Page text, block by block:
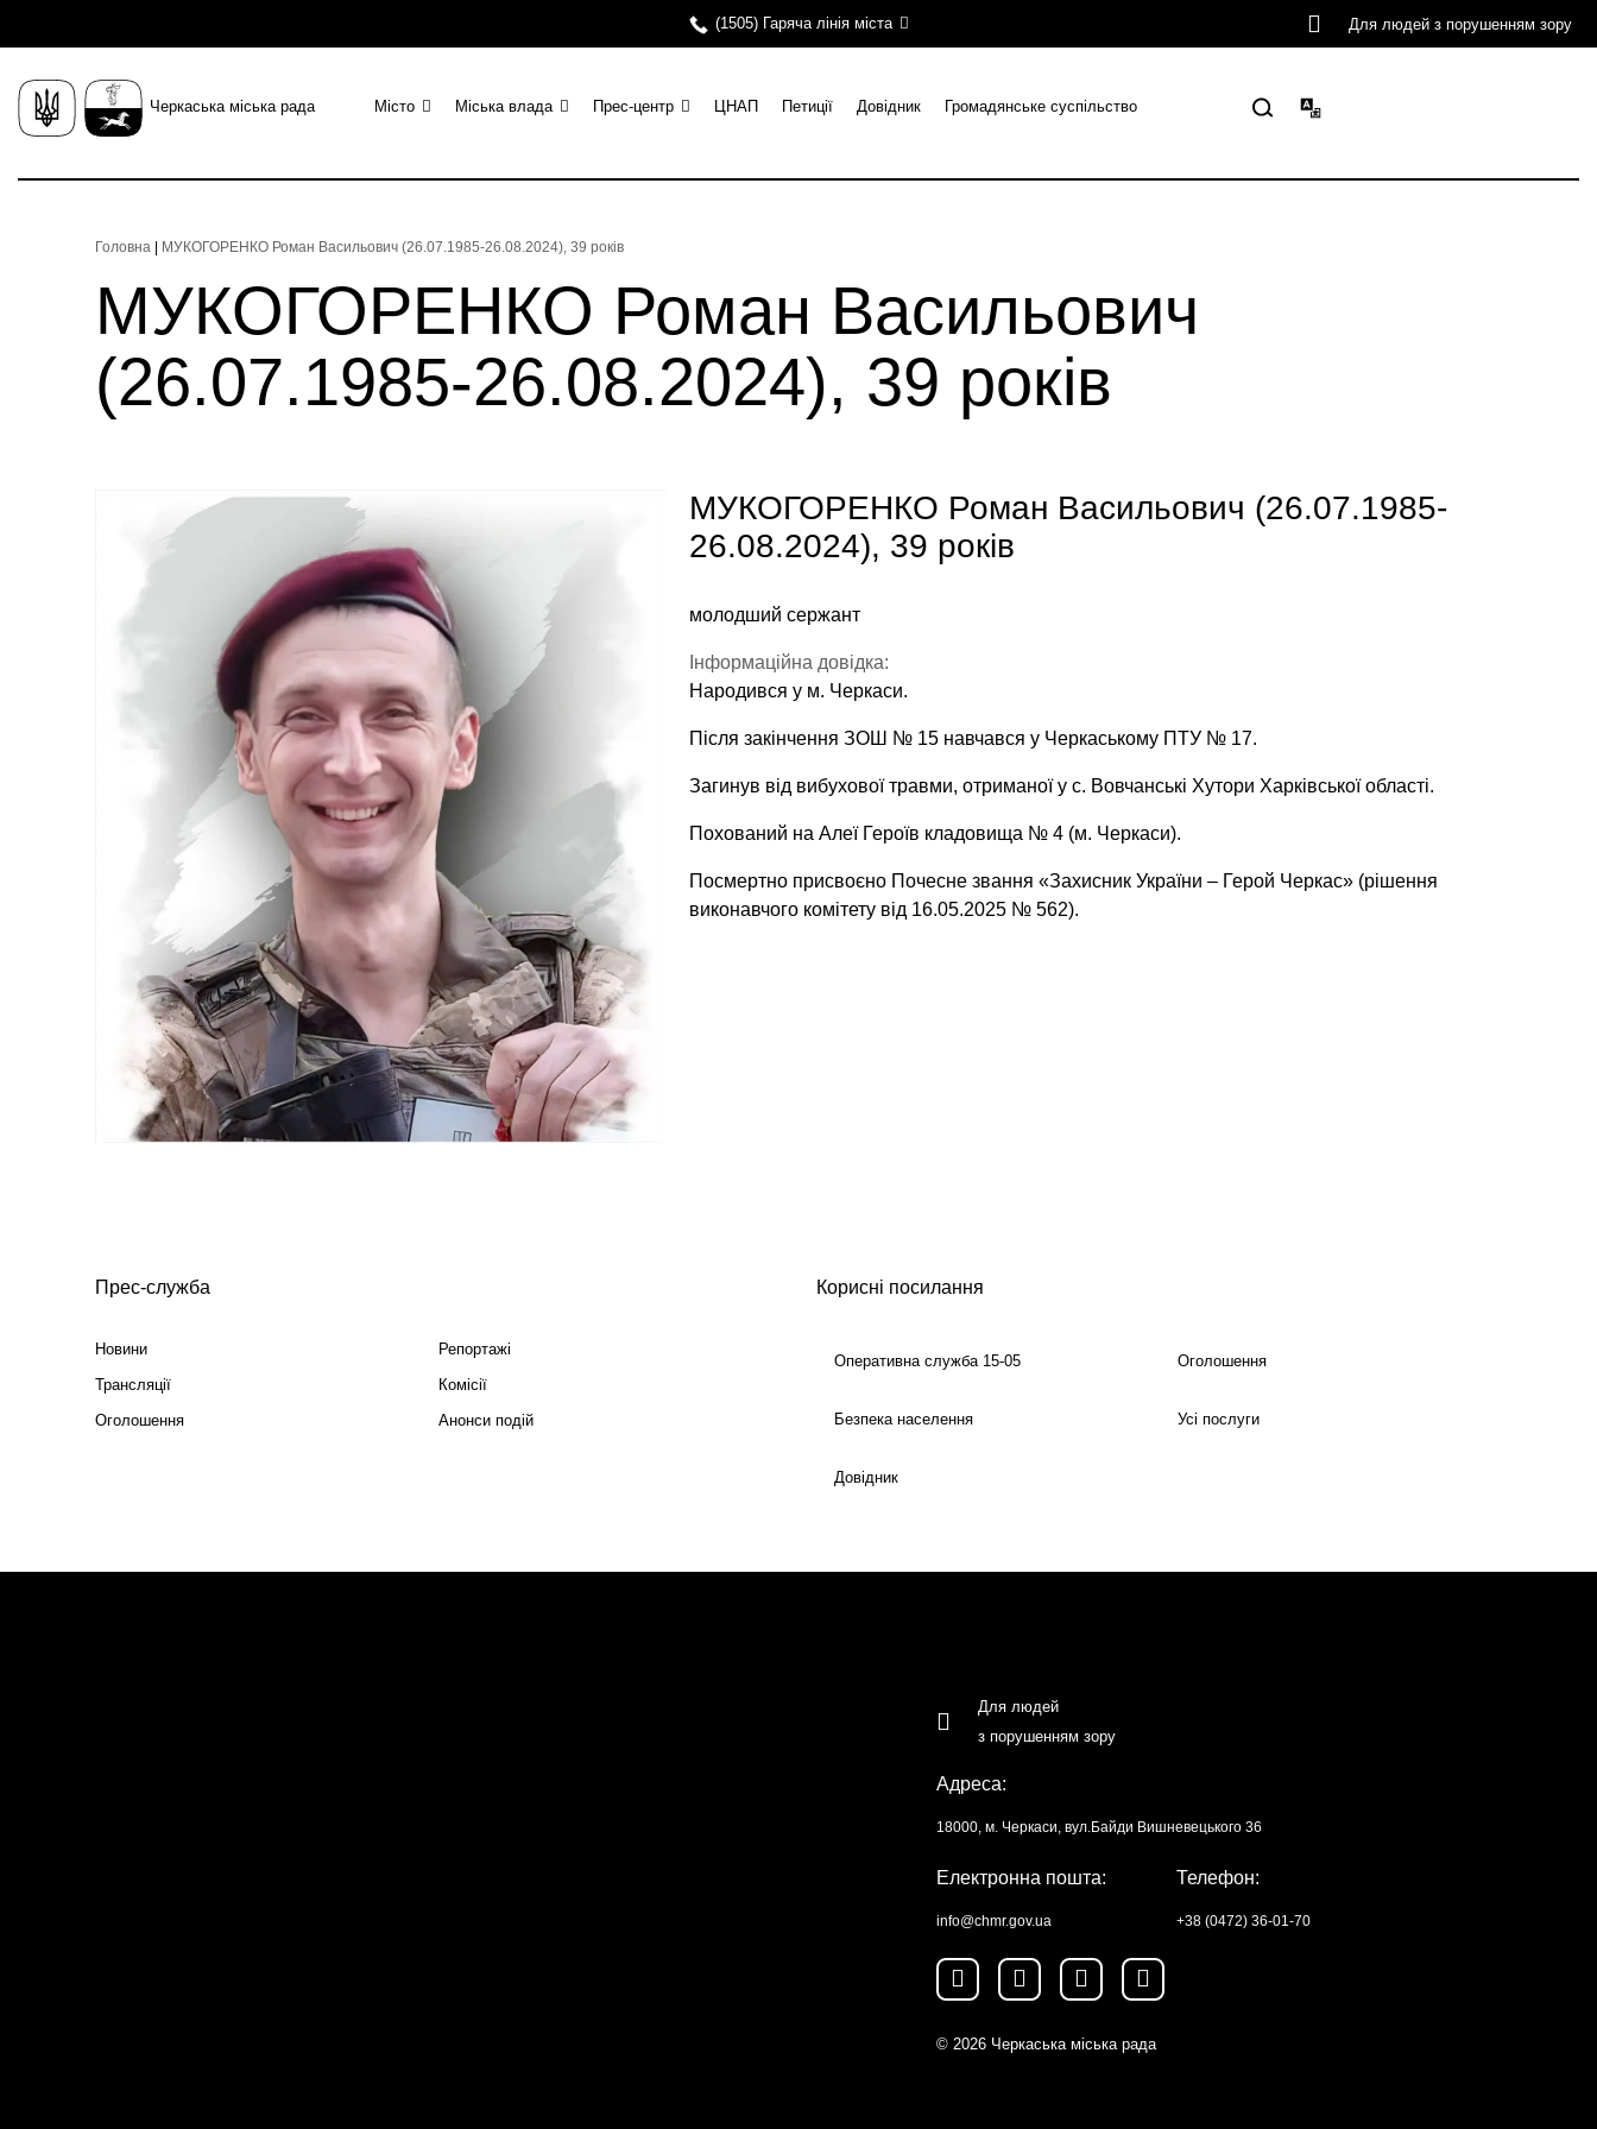
(1505) Гаряча лінія міста Для людей з порушенням зору
Черкаська міська рада Місто Міська влада Прес-центр ЦНАП Петиції Довідник Громадянське суспільство
Головна МУКОГОРЕНКО Роман Васильович (26.07.1985-26.08.2024), 39 років
МУКОГОРЕНКО Роман Васильович
(26.07.1985-26.08.2024), 39 років
МУКОГОРЕНКО Роман Васильович (26.07.1985-
26.08.2024), 39 років
молодший сержант
Інформаційна довідка:
Народився у м. Черкаси.
Після закінчення ЗОШ № 15 навчався у Черкаському ПТУ № 17.
Загинув від вибухової травми, отриманої у с. Вовчанські Хутори Харківської області.
Похований на Алеї Героїв кладовища № 4 (м. Черкаси).
Посмертно присвоєно Почесне звання «Захисник України – Герой Черкас» (рішення
виконавчого комітету від 16.05.2025 № 562).
Прес-служба
Новини
Репортажі
Трансляції
Комісії
Оголошення
Анонси подій
Корисні посилання
Оперативна служба 15-05 Оголошення
Безпека населення Усі послуги
Довідник
Для людей
з порушенням зору
Адреса:
18000, м. Черкаси, вул.Байди Вишневецького 36
Електронна пошта:
info@chmr.gov.ua
Телефон:
+38 (0472) 36-01-70
© 2026 Черкаська міська рада